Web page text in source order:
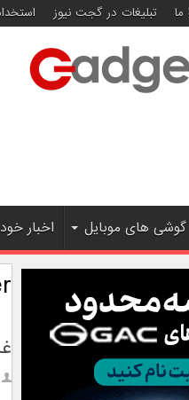
تبلیغات در گجت نیوز
گوشی های موبایل اخبار